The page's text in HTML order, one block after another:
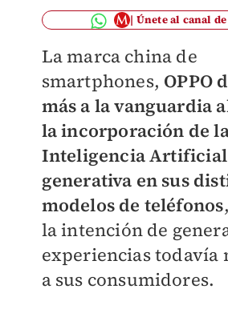
Únete al canal
La marca china de
smartphones, OPPO
más a la vanguardia
la incorporación de
Inteligencia Artificial
generativa en sus
modelos de teléfonos
la intención de
experiencias todavía
a sus consumidores.